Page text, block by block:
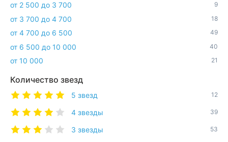
от 2 500 до 3 700 9
от 3 700 до 4 700 18
от 4 700 до 6 500 49
от 6 500 до 10 000 40
от 10 000 21
Количество звезд
5 звезд 12
4 звезды 39
3 звезды 53